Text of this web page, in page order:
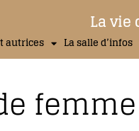
La vie
autrices La salle d’infos
femme